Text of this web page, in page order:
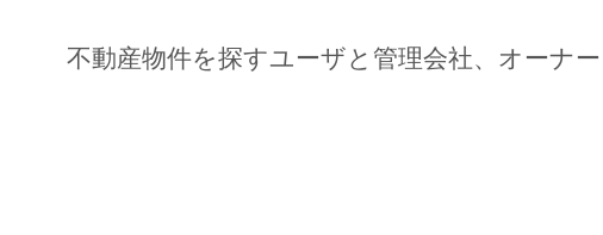
不動産物件を探すユーザと管理会社、オーナ